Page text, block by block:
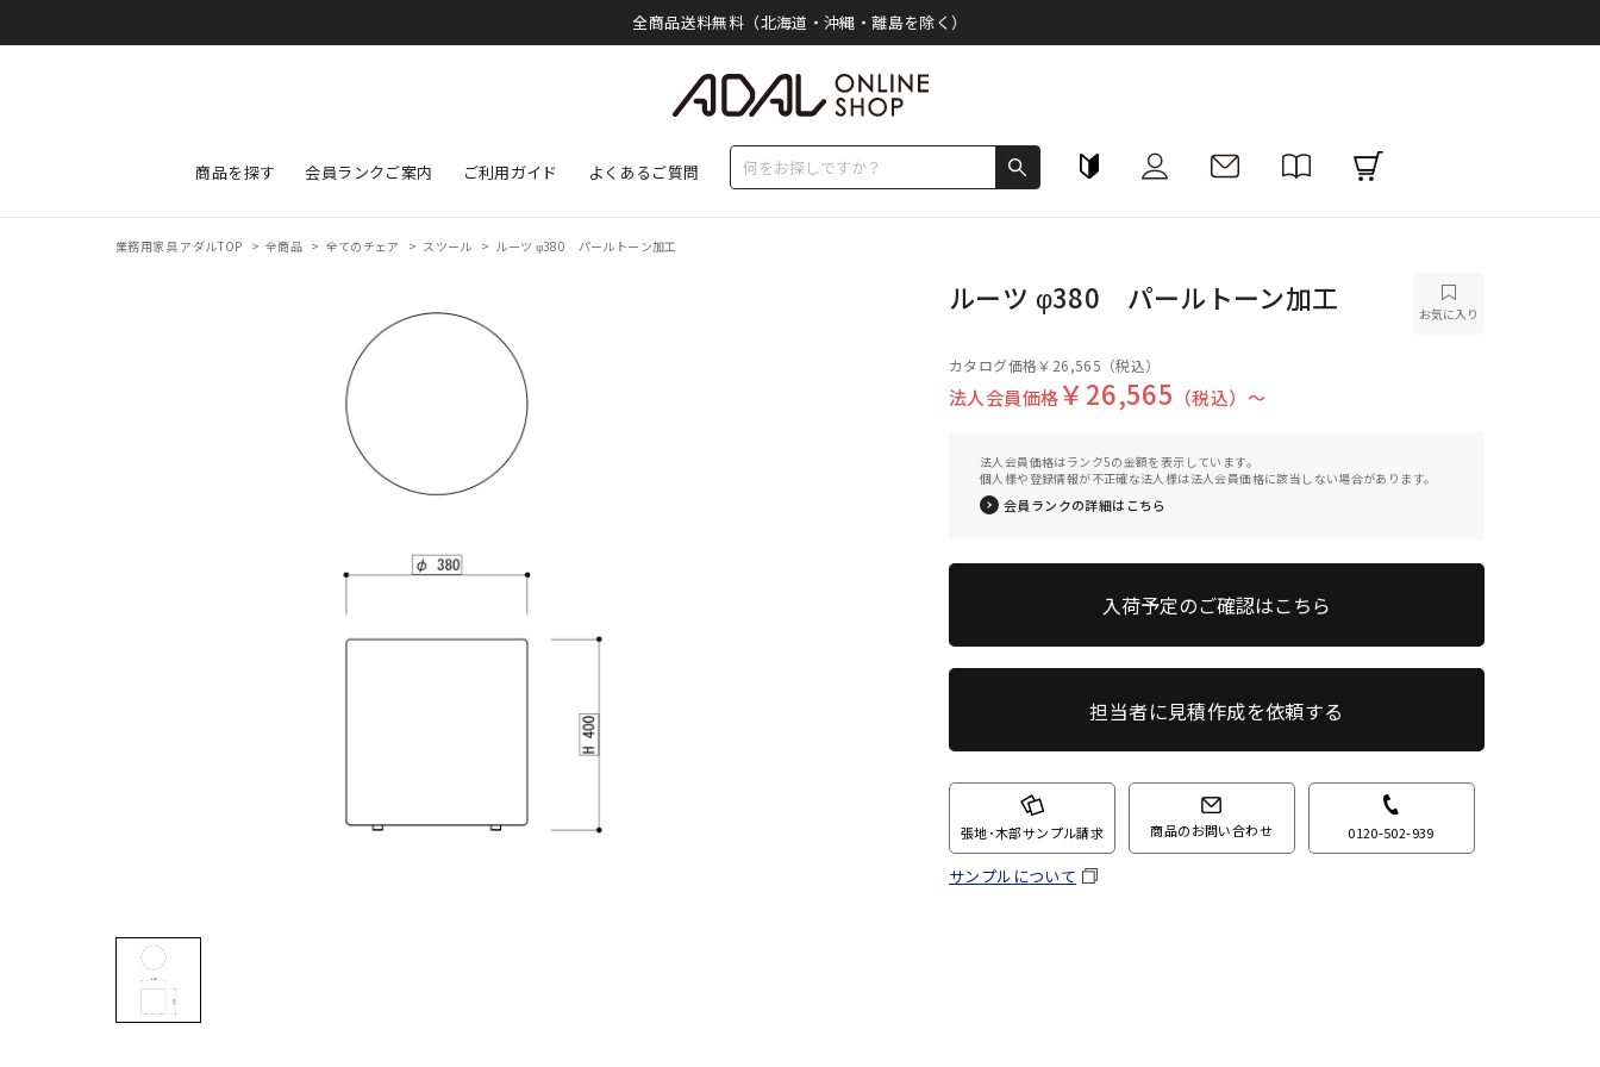
全商品送料無料（北海道・沖縄・離島を除く）
商品を探す 会員ランクご案内 ご利用ガイド よくあるご質問
業務用家具 アダルTOP >全商品 > 全てのチェア > スツール > ルーツ φ380 パールトーン加工
ルーツ φ380 パールトーン加工 お気に入り
カタログ価格￥26,565 （税込）
法人会員価格￥26,565 （税込）〜
法人会員価格はランク5の金額を表示しています。
個人様や登録情報が不正確な法人様は法人会員価格に該当しない場合があります。
会員ランクの詳細はこちら
入荷予定のご確認はこちら
担当者に見積作成を依頼する
張地･木部サンプル請求 商品のお問い合わせ 0120-502-939
サンプルについて